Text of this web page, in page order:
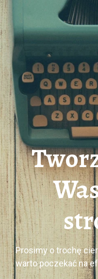
Prosimy o trochę
warto poczekać na